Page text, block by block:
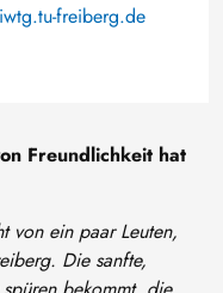
freiberg.de
Freundlichkeit hat
von ein paar Leuten,
Die sanfte,